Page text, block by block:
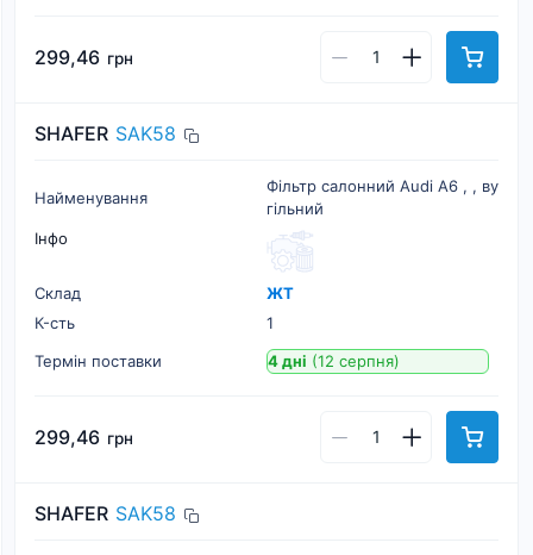
299,46 грн
SHAFER SAK58
Найменування
Фільтр салонний Audi A6 , , ву
гільний
Інфо
Склад
ЖТ
К-cть
1
Термін поставки
4 дні (12 серпня)
299,46 грн
SHAFER SAK58